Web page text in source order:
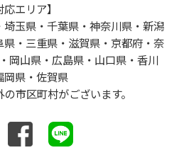
応エリア】
玉県・千葉県・神奈川県・新潟
・三重県・滋賀県・京都府・奈
岡山県・広島県・山口県・香川
岡県・佐賀県
市区町村がございます。